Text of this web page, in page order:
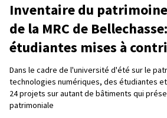
Inventaire du
de la MRC de
étudiantes mises à
Dans le cadre de l'université d'été sur le
technologies numériques, des étudiantes
24 projets sur autant de bâtiments qui
patrimoniale